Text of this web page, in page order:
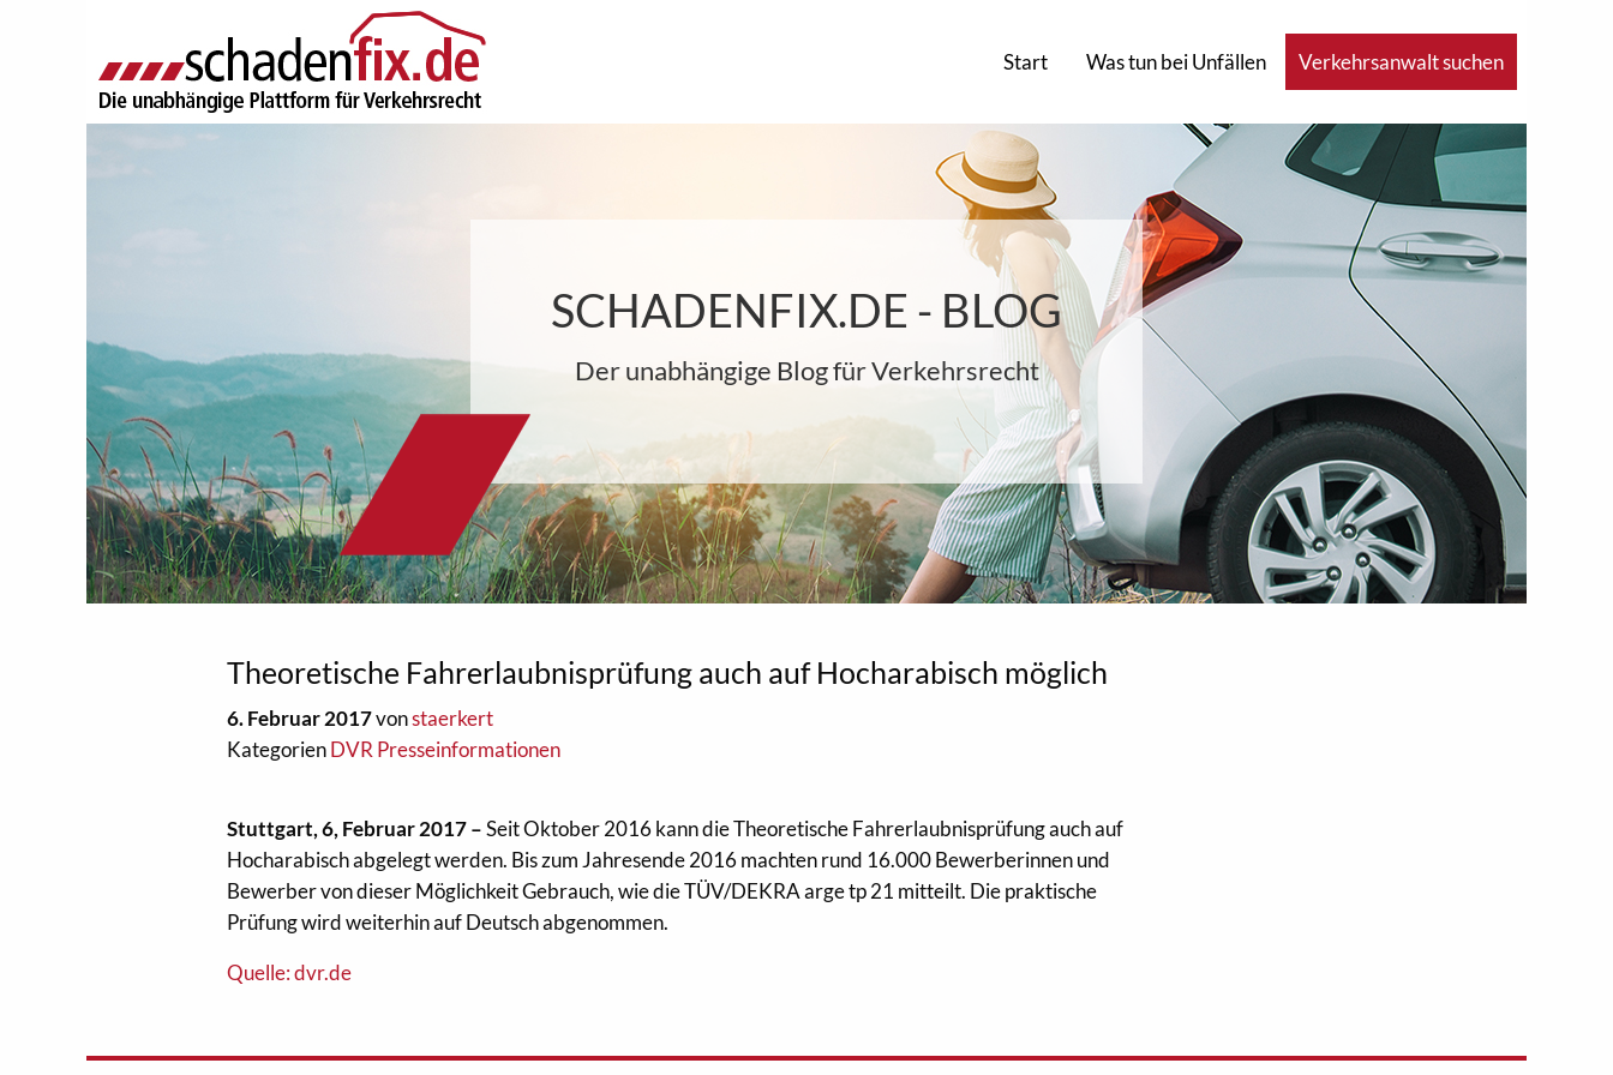
Start Was tun bei Unfällen Verkehrsanwalt suchen
SCHADENFIX.DE - BLOG
Der unabhängige Blog für Verkehrsrecht
Theoretische Fahrerlaubnisprüfung auch auf Hocharabisch möglich
6. Februar 2017vonstaerkert
KategorienDVR Presseinformationen
Stuttgart, 6, Februar 2017 –Seit Oktober 2016 kann die Theoretische Fahrerlaubnisprüfung auch auf
Hocharabisch abgelegt werden. Bis zum Jahresende 2016 machten rund 16.000 Bewerberinnen und
Bewerber von dieser Möglichkeit Gebrauch, wie die TÜV/DEKRA arge tp 21 mitteilt. Die praktische
Prüfung wird weiterhin auf Deutsch abgenommen.
Quelle: dvr.de